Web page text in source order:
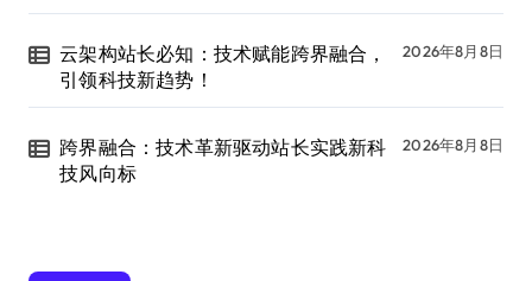
云架构站长必知：技术赋能跨界融合，
引领科技新趋势！
2026年8月8日
跨界融合：技术革新驱动站长实践新科
技风向标
2026年8月8日